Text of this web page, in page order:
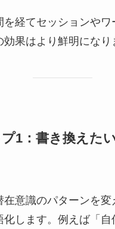
を経てセッションやワ
効果はより鮮明になり
1：書き換えた
在意識のパターンを変
します。例えば「自